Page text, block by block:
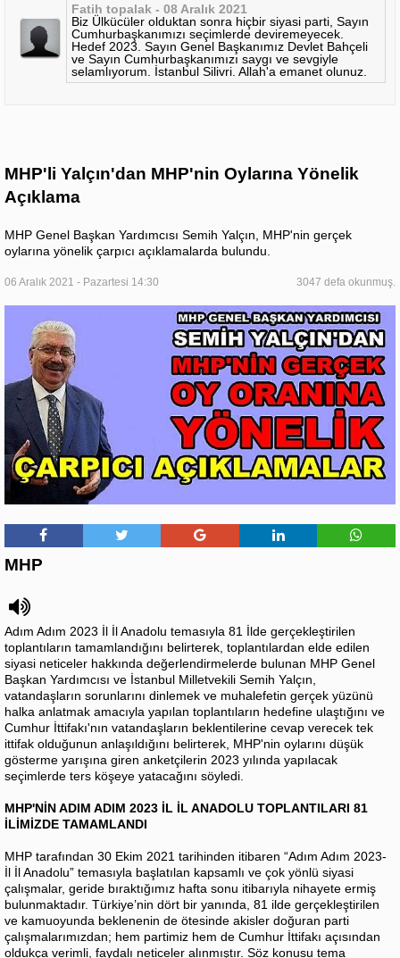
Fatih topalak - 08 Aralık 2021
Biz Ülkücüler olduktan sonra hiçbir siyasi parti, Sayın
Cumhurbaşkanımızı seçimlerde deviremeyecek.
Hedef 2023. Sayın Genel Başkanımız Devlet Bahçeli
ve Sayın Cumhurbaşkanımızı saygı ve sevgiyle
selamlıyorum. İstanbul Silivri. Allah'a emanet olunuz.
MHP'li Yalçın'dan MHP'nin Oylarına Yönelik
Açıklama
MHP Genel Başkan Yardımcısı Semih Yalçın, MHP'nin gerçek
oylarına yönelik çarpıcı açıklamalarda bulundu.
06 Aralık 2021 - Pazartesi 14:30 3047 defa okunmuş.
MHP
Adım Adım 2023 İl İl Anadolu temasıyla 81 İlde gerçekleştirilen
toplantıların tamamlandığını belirterek, toplantılardan elde edilen
siyasi neticeler hakkında değerlendirmelerde bulunan MHP Genel
Başkan Yardımcısı ve İstanbul Milletvekili Semih Yalçın,
vatandaşların sorunlarını dinlemek ve muhalefetin gerçek yüzünü
halka anlatmak amacıyla yapılan toplantıların hedefine ulaştığını ve
Cumhur İttifakı'nın vatandaşların beklentilerine cevap verecek tek
ittifak olduğunun anlaşıldığını belirterek, MHP'nin oylarını düşük
gösterme yarışına giren anketçilerin 2023 yılında yapılacak
seçimlerde ters köşeye yatacağını söyledi.
MHP'NİN ADIM ADIM 2023 İL İL ANADOLU TOPLANTILARI 81
İLİMİZDE TAMAMLANDI
MHP tarafından 30 Ekim 2021 tarihinden itibaren “Adım Adım 2023-
İl İl Anadolu” temasıyla başlatılan kapsamlı ve çok yönlü siyasi
çalışmalar, geride bıraktığımız hafta sonu itibarıyla nihayete ermiş
bulunmaktadır. Türkiye’nin dört bir yanında, 81 ilde gerçekleştirilen
ve kamuoyunda beklenenin de ötesinde akisler doğuran parti
çalışmalarımızdan; hem partimiz hem de Cumhur İttifakı açısından
oldukça verimli, faydalı neticeler alınmıştır. Söz konusu tema